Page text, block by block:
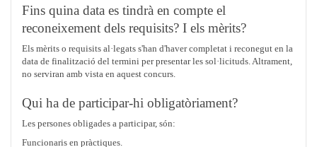
Fins quina data es tindrà en compte el
reconeixement dels requisits? I els mèrits?
Els mèrits o requisits al·legats s'han d'haver completat i reconegut en la
data de finalització del termini per presentar les sol·licituds. Altrament,
no serviran amb vista en aquest concurs.
Qui ha de participar-hi obligatòriament?
Les persones obligades a participar, són:
Funcionaris en pràctiques.